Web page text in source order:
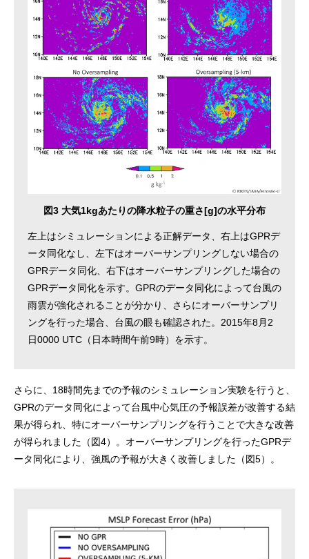
図3 大気1kgあたりの降水粒子の重さ[g]の水平分布
左上はシミュレーションによる正解データ、右上はGPRデ
ータ同化なし、左下はオーバーサンプリングしない場合の
GPRデータ同化、右下はオーバーサンプリングした場合の
GPRデータ同化を示す。GPRのデータ同化によって台風の
雨雲が強化されることが分かり、さらにオーバーサンプリ
ングを行った場合、台風の眼も確認された。2015年8月2
日0000 UTC（日本時間午前9時）を示す。
さらに、18時間先までの予報のシミュレーション実験を行うと、
GPRのデータ同化によって台風中心気圧の予報誤差が改善する結
果が得られ、特にオーバーサンプリングを行うことで大きな改善
が得られました（図4）。オーバーサンプリングを行ったGPRデ
ータ同化により、強風の予報が大きく改善しました（図5）。